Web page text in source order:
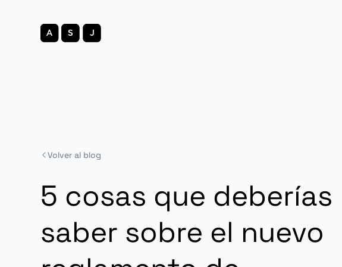
Volver al blog
5 cosas que deberías
saber sobre el nuevo